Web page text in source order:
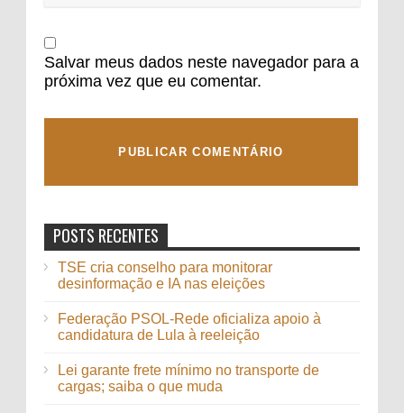
Salvar meus dados neste navegador para a
próxima vez que eu comentar.
POSTS RECENTES
TSE cria conselho para monitorar
desinformação e IA nas eleições
Federação PSOL-Rede oficializa apoio à
candidatura de Lula à reeleição
Lei garante frete mínimo no transporte de
cargas; saiba o que muda